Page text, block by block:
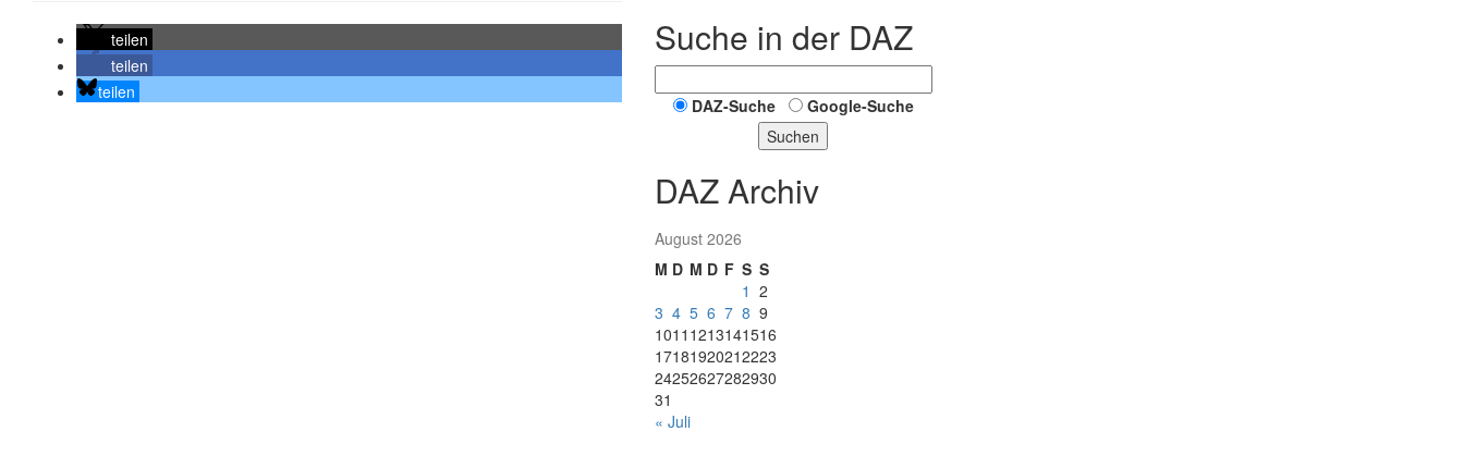
teilen
teilen
teilen
Suche in der DAZ
DAZ-Suche
Google-Suche
Suchen
DAZ Archiv
August 2026
M D M D F S S
1 2
3 4 5 6 7 8 9
1011 1213141516
17181920212223
24252627282930
31
« Juli